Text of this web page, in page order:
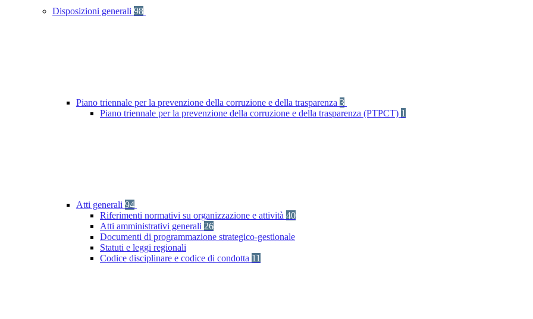
Disposizioni generali 98
Piano triennale per la prevenzione della corruzione e della trasparenza 3
Piano triennale per la prevenzione della corruzione e della trasparenza (PTPCT) 1
Atti generali 94
Riferimenti normativi su organizzazione e attività 40
Atti amministrativi generali 26
Documenti di programmazione strategico-gestionale
Statuti e leggi regionali
Codice disciplinare e codice di condotta 11